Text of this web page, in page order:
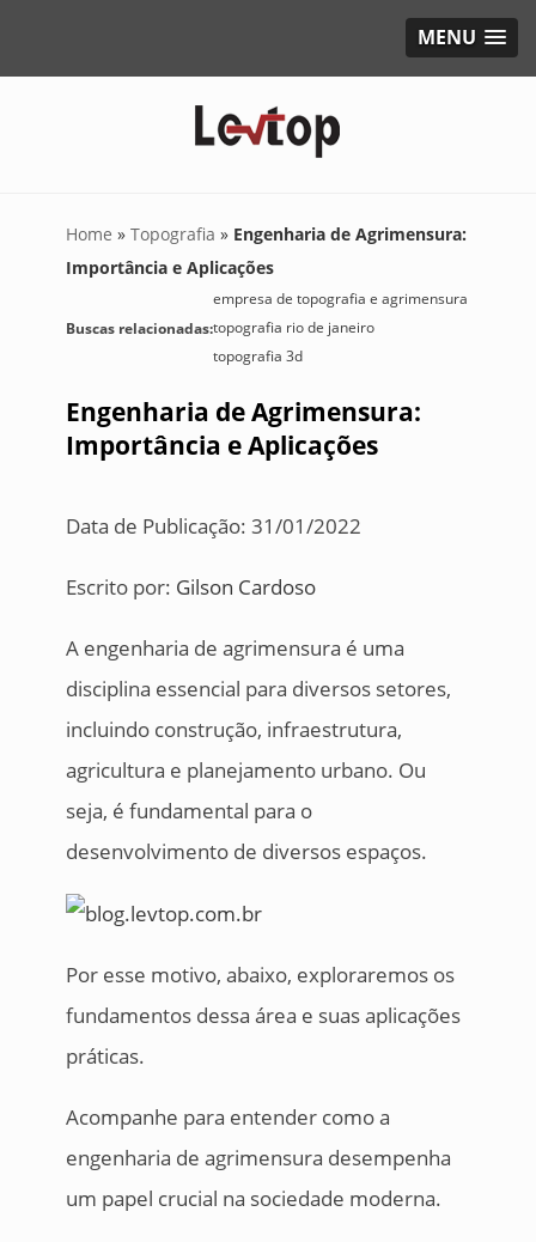
MENU
Home » Topografia » Engenharia de Agrimensura:
Importância e Aplicações
Buscas relacionadas:
empresa de topografia e agrimensura
topografia rio de janeiro
topografia 3d
Engenharia de Agrimensura:
Importância e Aplicações
Data de Publicação: 31/01/2022
Escrito por: Gilson Cardoso
A engenharia de agrimensura é uma
disciplina essencial para diversos setores,
incluindo construção, infraestrutura,
agricultura e planejamento urbano. Ou
seja, é fundamental para o
desenvolvimento de diversos espaços.
Por esse motivo, abaixo, exploraremos os
fundamentos dessa área e suas aplicações
práticas.
Acompanhe para entender como a
engenharia de agrimensura desempenha
um papel crucial na sociedade moderna.